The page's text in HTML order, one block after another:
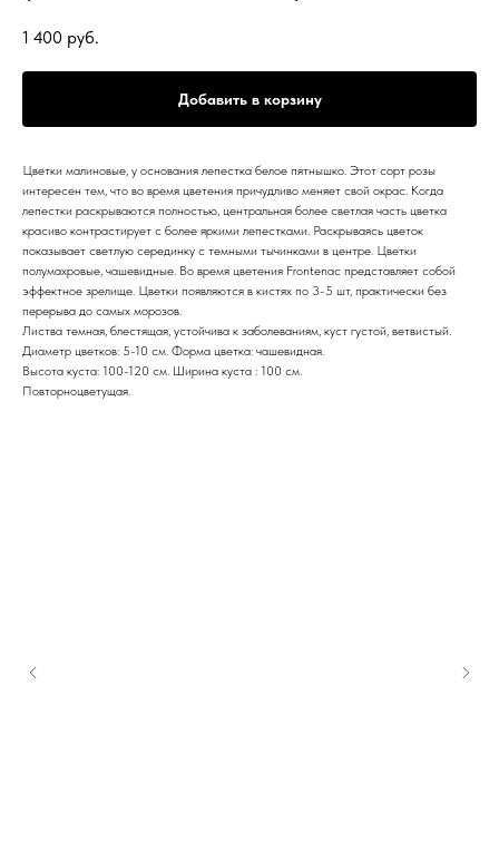
1 400 руб.
Добавить в корзину
Цветки малиновые, у основания лепестка белое пятнышко. Этот сорт розы
интересен тем, что во время цветения причудливо меняет свой окрас. Когда
лепестки раскрываются полностью, центральная более светлая часть цветка
красиво контрастирует с более яркими лепестками. Раскрываясь цветок
показывает светлую серединку с темными тычинками в центре. Цветки
полумахровые, чашевидные. Во время цветения Frontenac представляет собой
эффектное зрелище. Цветки появляются в кистях по 3-5 шт, практически без
перерыва до самых морозов.
Листва темная, блестящая, устойчива к заболеваниям, куст густой, ветвистый.
Диаметр цветков: 5-10 см. Форма цветка: чашевидная.
Высота куста: 100-120 см. Ширина куста : 100 см.
Повторноцветущая.